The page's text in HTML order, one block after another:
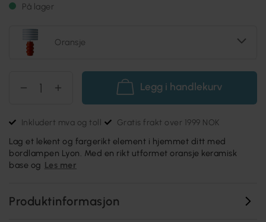
På lager
Oransje
Legg i handlekurv
Inkludert mva og toll Gratis frakt over 1999 NOK
Lag et lekent og fargerikt element i hjemmet ditt med
bordlampen Lyon. Med en rikt utformet oransje keramisk
base og Les mer
Produktinformasjon